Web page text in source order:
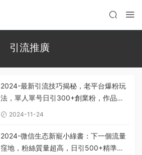
引流推廣
2024-最新引流技巧揭秘，老平台爆粉玩
法，單人單号日引300+創業粉，作品可
直接被百度收錄
2024-11-24
2024-微信生态新寵小綠書：下一個流量
窪地，粉絲質量超高，日引500+精準創